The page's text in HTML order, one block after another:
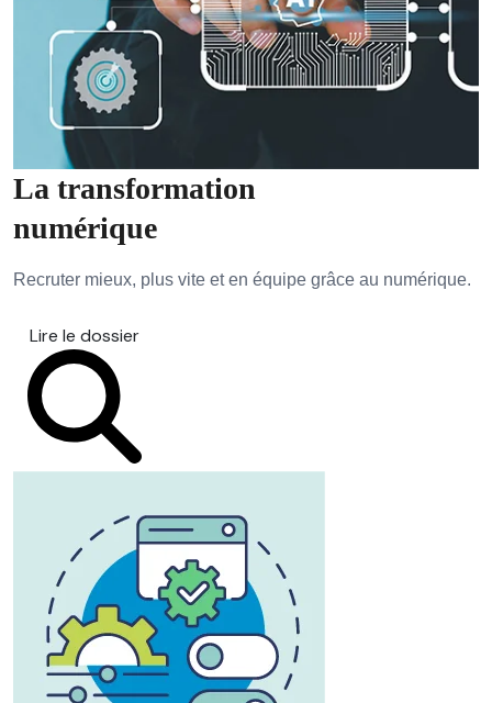
La transformation
numérique
Recruter mieux, plus vite et en équipe grâce au numérique.
Lire le dossier